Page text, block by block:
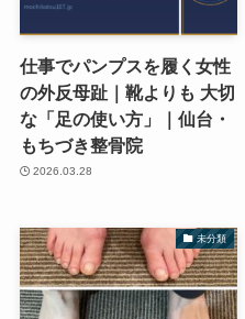
仕事でパンプスを履く女性
の外反母趾｜靴よりも 大切
な「足の使い方」｜仙台・
もちづき整骨院
2026.03.28
未分類